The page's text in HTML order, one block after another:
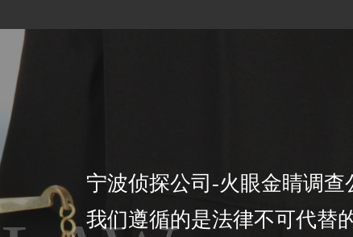
宁波侦探公司-火眼金睛调查
我们遵循的是法律不可代替